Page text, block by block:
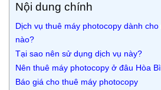
Nội dung chính
Dịch vụ thuê máy photocopy dành
nào?
Tại sao nên sử dụng dịch vụ này?
Nên thuê máy photocopy ở đâu Hòa
Báo giá cho thuê máy photocopy